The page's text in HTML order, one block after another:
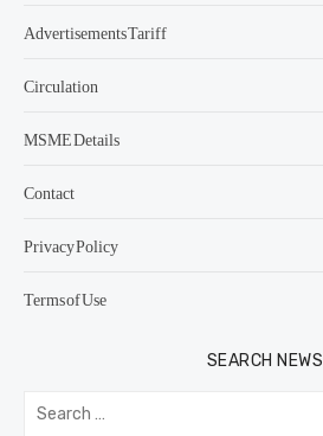
Advertisements Tariff
Circulation
MSME Details
Contact
Privacy Policy
Terms of Use
SEARCH NEWS
Search